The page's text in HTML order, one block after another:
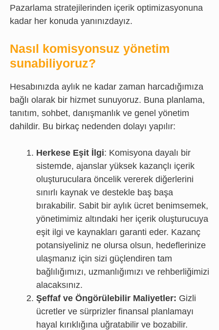
Pazarlama stratejilerinden içerik optimizasyonuna
kadar her konuda yanınızdayız.
Nasıl komisyonsuz yönetim
sunabiliyoruz?
Hesabınızda aylık ne kadar zaman harcadığımıza
bağlı olarak bir hizmet sunuyoruz. Buna planlama,
tanıtım, sohbet, danışmanlık ve genel yönetim
dahildir. Bu birkaç nedenden dolayı yapılır:
Herkese Eşit İlgi: Komisyona dayalı bir
sistemde, ajanslar yüksek kazançlı içerik
oluşturuculara öncelik vererek diğerlerini
sınırlı kaynak ve destekle baş başa
bırakabilir. Sabit bir aylık ücret benimsemek,
yönetimimiz altındaki her içerik oluşturucuya
eşit ilgi ve kaynakları garanti eder. Kazanç
potansiyeliniz ne olursa olsun, hedeflerinize
ulaşmanız için sizi güçlendiren tam
bağlılığımızı, uzmanlığımızı ve rehberliğimizi
alacaksınız.
Şeffaf ve Öngörülebilir Maliyetler: Gizli
ücretler ve sürprizler finansal planlamayı
hayal kırıklığına uğratabilir ve bozabilir.